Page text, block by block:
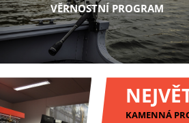
VĚRNOSTNÍ PROGRAM
KAMENNÁ